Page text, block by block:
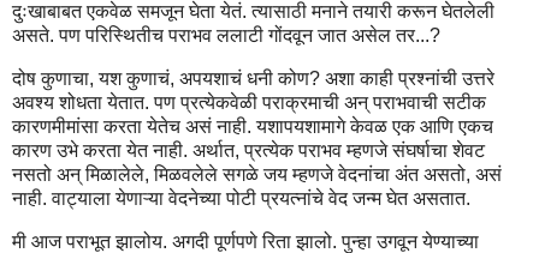
दुःखाबाबत एकवेळ समजून घेता येतं. त्यासाठी मनाने तयारी करून घेतलेली
असते. पण परिस्थितीच पराभव ललाटी गोंदवून जात असेल तर...?
दोष कुणाचा, यश कुणाचं, अपयशाचं धनी कोण? अशा काही प्रश्नांची उत्तरे
अवश्य शोधता येतात. पण प्रत्येकवेळी पराक्रमाची अन् पराभवाची सटीक
कारणमीमांसा करता येतेच असं नाही. यशापयशामागे केवळ एक आणि एकच
कारण उभे करता येत नाही. अर्थात, प्रत्येक पराभव म्हणजे संघर्षाचा शेवट
नसतो अन् मिळालेले, मिळवलेले सगळे जय म्हणजे वेदनांचा अंत असतो, असं
नाही. वाट्याला येणाऱ्या वेदनेच्या पोटी प्रयत्नांचे वेद जन्म घेत असतात.
मी आज पराभूत झालोय. अगदी पूर्णपणे रिता झालो. पुन्हा उगवून येण्याच्या